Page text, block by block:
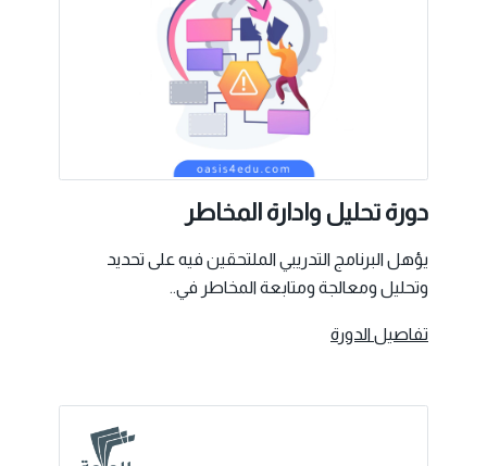
دورة تحليل وادارة المخاطر
يؤهل البرنامج التدريبي الملتحقين فيه على تحديد
وتحليل ومعالجة ومتابعة المخاطر في..
تفاصيل الدورة